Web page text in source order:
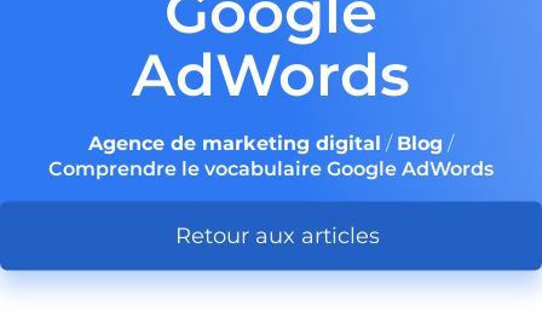
AdWords
Agence de marketing digital / Blog /
Comprendre le vocabulaire Google AdWords
Retour aux articles